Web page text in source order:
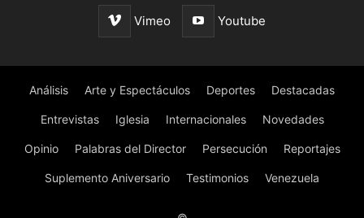
Vimeo Youtube
Análisis Arte y Espectáculos Deportes Destacadas
Entrevistas Iglesia Internacionales Novedades
Opinio Palabras del Director Persecución Reportajes
Suplemento Aniversario Testimonios Venezuela